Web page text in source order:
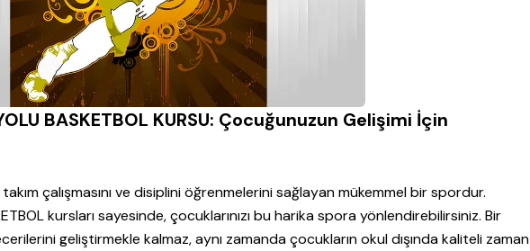
BASKETBOL KURSU: Çocuğunuzun Gelişimi İçin
çalışmasını ve disiplini öğrenmelerini sağlayan mükemmel bir spordur.
kursları sayesinde, çocuklarınızı bu harika spora yönlendirebilirsiniz. Bir
geliştirmekle kalmaz, aynı zamanda çocukların okul dışında kaliteli zaman